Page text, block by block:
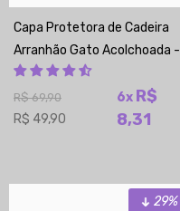
Capa Protetora de Cadeira
Arranhão Gato Acolchoada -
Chocolate
R$ 69,90
R$ 49,90
6x R$
8,31
29%